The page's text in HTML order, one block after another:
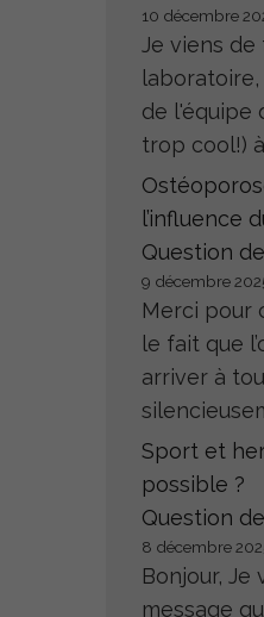
10 décembre
Je viens
de l'équipe
trop cool!)
l’influence
Question
9 décembre
Merci pour
le fait que
arriver à
Sport et
possible ?
Question
8 décembre
Bonjour, Je
message